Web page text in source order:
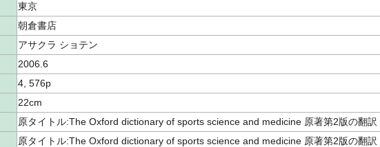
東京
朝倉書店
アサクラ ショテン
2006.6
4, 576p
22cm
原タイトル:The Oxford dictionary of sports science and medicine 原著第2版の翻訳
原タイトル:The Oxford dictionary of sports science and medicine 原著第2版の翻訳